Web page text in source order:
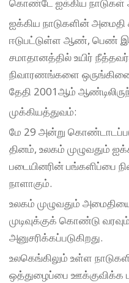
கொண்டே ஐக்கிய நாடுகள்
ஐக்கிய நாடுகளின்
ஈடுபட்டுள்ள ஆண், பெண்
சமாதானத்தில் உயிர்
நிவாரணங்களை
தேதி 2001ஆம்
முக்கியத்துவம்:
மே 29 அன்று
தினம், உலகம் முழுவதும்
படையினரின் பங்களிப்பை
நாளாகும்.
உலகம் முழுவதும்
முடிவுக்குக் கொண்டு
அனுசரிக்கப்படுகிறது.
உலகெங்கிலும் உள்ள
ஒத்துழைப்பை ஊக்குவிக்க